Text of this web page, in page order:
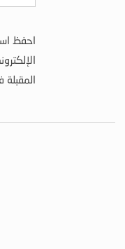
احفظ